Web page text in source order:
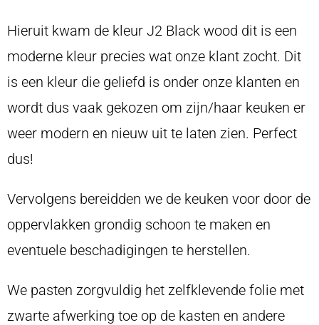
Hieruit kwam de kleur J2 Black wood dit is een
moderne kleur precies wat onze klant zocht. Dit
is een kleur die geliefd is onder onze klanten en
wordt dus vaak gekozen om zijn/haar keuken er
weer modern en nieuw uit te laten zien. Perfect
dus!
Vervolgens bereidden we de keuken voor door de
oppervlakken grondig schoon te maken en
eventuele beschadigingen te herstellen.
We pasten zorgvuldig het zelfklevende folie met
zwarte afwerking toe op de kasten en andere